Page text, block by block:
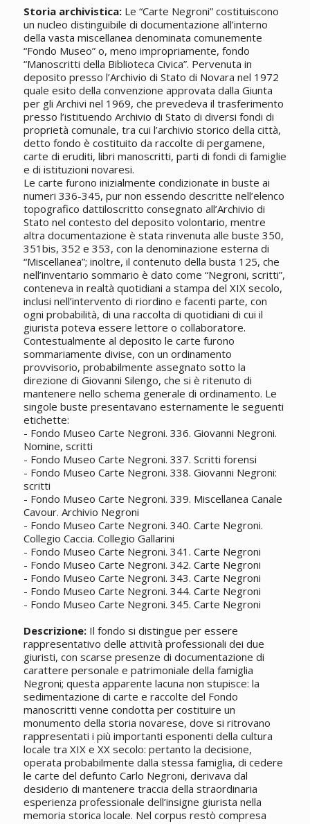
Storia archivistica:Le “Carte Negroni” costituiscono
un nucleo distinguibile di documentazione all’interno
della vasta miscellanea denominata comunemente
“Fondo Museo” o, meno impropriamente, fondo
“Manoscritti della Biblioteca Civica”. Pervenuta in
deposito presso l’Archivio di Stato di Novara nel 1972
quale esito della convenzione approvata dalla Giunta
per gli Archivi nel 1969, che prevedeva il trasferimento
presso l’istituendo Archivio di Stato di diversi fondi di
proprietà comunale, tra cui l’archivio storico della città,
detto fondo è costituito da raccolte di pergamene,
carte di eruditi, libri manoscritti, parti di fondi di famiglie
e di istituzioni novaresi.
Le carte furono inizialmente condizionate in buste ai
numeri 336-345, pur non essendo descritte nell’elenco
topografico dattiloscritto consegnato all’Archivio di
Stato nel contesto del deposito volontario, mentre
altra documentazione è stata rinvenuta alle buste 350,
351bis, 352 e 353, con la denominazione esterna di
“Miscellanea”; inoltre, il contenuto della busta 125, che
nell’inventario sommario è dato come “Negroni, scritti”,
conteneva in realtà quotidiani a stampa del XIX secolo,
inclusi nell’intervento di riordino e facenti parte, con
ogni probabilità, di una raccolta di quotidiani di cui il
giurista poteva essere lettore o collaboratore.
Contestualmente al deposito le carte furono
sommariamente divise, con un ordinamento
provvisorio, probabilmente assegnato sotto la
direzione di Giovanni Silengo, che si è ritenuto di
mantenere nello schema generale di ordinamento. Le
singole buste presentavano esternamente le seguenti
etichette:
- Fondo Museo Carte Negroni. 336. Giovanni Negroni.
Nomine, scritti
- Fondo Museo Carte Negroni. 337. Scritti forensi
- Fondo Museo Carte Negroni. 338. Giovanni Negroni:
scritti
- Fondo Museo Carte Negroni. 339. Miscellanea Canale
Cavour. Archivio Negroni
- Fondo Museo Carte Negroni. 340. Carte Negroni.
Collegio Caccia. Collegio Gallarini
- Fondo Museo Carte Negroni. 341. Carte Negroni
- Fondo Museo Carte Negroni. 342. Carte Negroni
- Fondo Museo Carte Negroni. 343. Carte Negroni
- Fondo Museo Carte Negroni. 344. Carte Negroni
- Fondo Museo Carte Negroni. 345. Carte Negroni
Descrizione:Il fondo si distingue per essere
rappresentativo delle attività professionali dei due
giuristi, con scarse presenze di documentazione di
carattere personale e patrimoniale della famiglia
Negroni; questa apparente lacuna non stupisce: la
sedimentazione di carte e raccolte del Fondo
manoscritti venne condotta per costituire un
monumento della storia novarese, dove si ritrovano
rappresentati i più importanti esponenti della cultura
locale tra XIX e XX secolo: pertanto la decisione,
operata probabilmente dalla stessa famiglia, di cedere
le carte del defunto Carlo Negroni, derivava dal
desiderio di mantenere traccia della straordinaria
esperienza professionale dell’insigne giurista nella
memoria storica locale. Nel corpus restò compresa